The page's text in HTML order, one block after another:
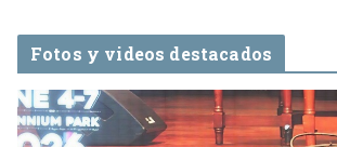
Fotos y videos destacados